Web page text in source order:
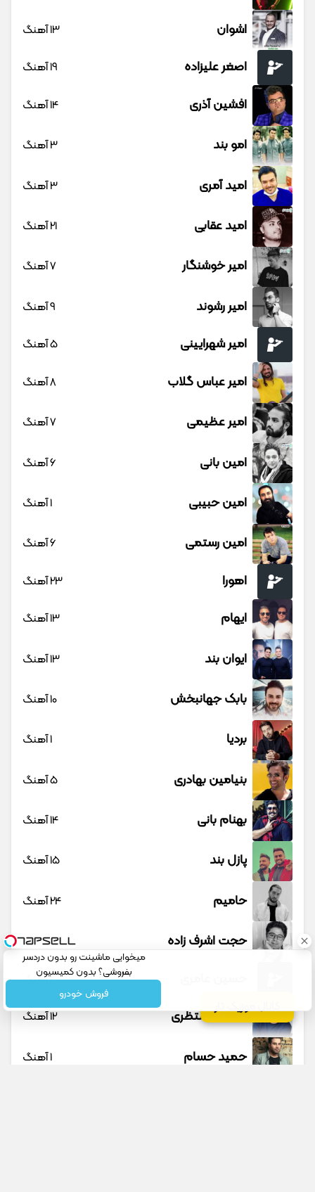
کانال موزیک تار
اشوان 13 آهنگ
اصغر علیزاده 19 آهنگ
افشین آذری 14 آهنگ
امو بند 3 آهنگ
امید آمری 3 آهنگ
امید عقابی 21 آهنگ
امیر خوشنگار 7 آهنگ
امیر رشوند 9 آهنگ
امیر شهرایینی 5 آهنگ
امیر عباس گلاب 8 آهنگ
امیر عظیمی 7 آهنگ
امین بانی 6 آهنگ
امین حبیبی 1 آهنگ
امین رستمی 6 آهنگ
اهورا 23 آهنگ
ایهام 13 آهنگ
ایوان بند 13 آهنگ
بابک جهانبخش 10 آهنگ
بردیا 1 آهنگ
بنیامین بهادری 5 آهنگ
بهنام بانی 14 آهنگ
پازل بند 15 آهنگ
حامیم 24 آهنگ
حجت اشرف زاده 23 آهنگ
1 آهنگ
حسین منتظری 12 آهنگ
حمید حسام 1 آهنگ
میخوایی ماشینت رو بدون دردسر
بفروشی؟ بدون کمیسیون
فروش خودرو